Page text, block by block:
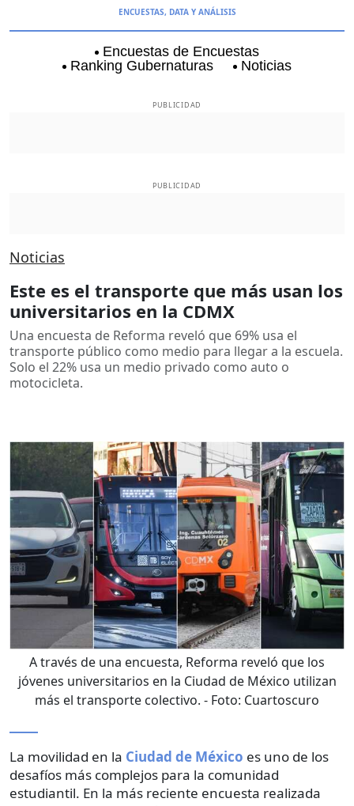
ENCUESTAS, DATA Y ANÁLISIS
Encuestas de Encuestas
Ranking Gubernaturas
Noticias
PUBLICIDAD
PUBLICIDAD
Noticias
Este es el transporte que más usan los
universitarios en la CDMX
Una encuesta de Reforma reveló que 69% usa el
transporte público como medio para llegar a la escuela.
Solo el 22% usa un medio privado como auto o
motocicleta.
A través de una encuesta, Reforma reveló que los
jóvenes universitarios en la Ciudad de México utilizan
más el transporte colectivo. - Foto: Cuartoscuro
La movilidad en la Ciudad de México es uno de los
desafíos más complejos para la comunidad
estudiantil. En la más reciente encuesta realizada